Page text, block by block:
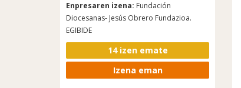
Enpresaren izena: Fundación
Diocesanas- Jesús Obrero Fundazioa.
EGIBIDE
14 izen emate
Izena eman